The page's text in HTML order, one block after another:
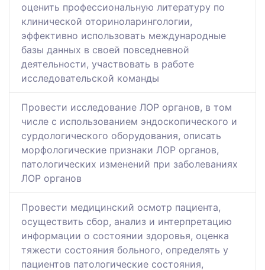
оценить профессиональную литературу по
клинической оториноларингологии,
эффективно использовать международные
базы данных в своей повседневной
деятельности, участвовать в работе
исследовательской команды
Провести исследование ЛОР органов, в том
числе с использованием эндоскопического и
сурдологического оборудования, описать
морфологические признаки ЛОР органов,
патологических изменений при заболеваниях
ЛОР органов
Провести медицинский осмотр пациента,
осуществить сбор, анализ и интерпретацию
информации о состоянии здоровья, оценка
тяжести состояния больного, определять у
пациентов патологические состояния,